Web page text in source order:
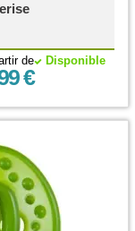
Disponible
de
€